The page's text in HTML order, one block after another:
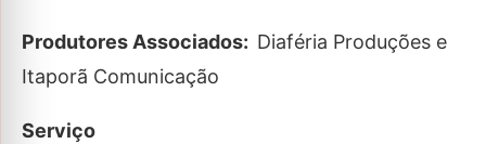
Produtores Associados: Diaféria Produções e
Itaporã Comunicação
Serviço